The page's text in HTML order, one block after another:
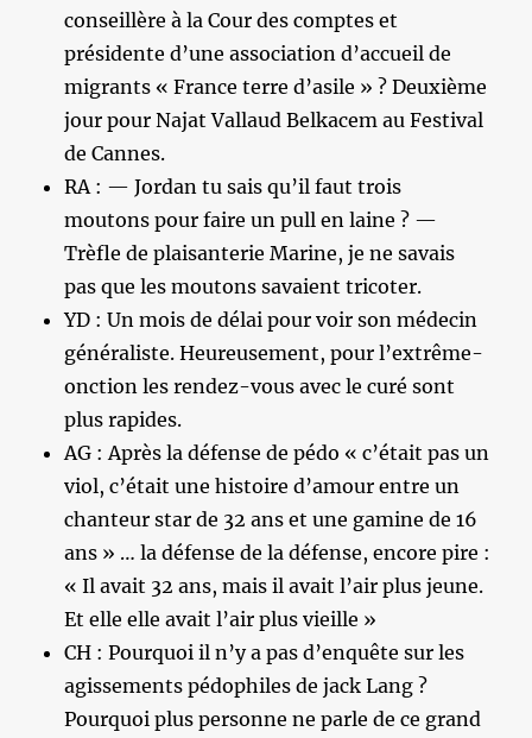
conseillère à la Cour des comptes et
présidente d’une association d’accueil de
migrants « France terre d’asile » ? Deuxième
jour pour Najat Vallaud Belkacem au Festival
de Cannes.
RA : — Jordan tu sais qu’il faut trois
moutons pour faire un pull en laine ? —
Trèfle de plaisanterie Marine, je ne savais
pas que les moutons savaient tricoter.
YD : Un mois de délai pour voir son médecin
généraliste. Heureusement, pour l’extrême-
onction les rendez-vous avec le curé sont
plus rapides.
AG : Après la défense de pédo « c’était pas un
viol, c’était une histoire d’amour entre un
chanteur star de 32 ans et une gamine de 16
ans » … la défense de la défense, encore pire :
« Il avait 32 ans, mais il avait l’air plus jeune.
Et elle elle avait l’air plus vieille »
CH : Pourquoi il n’y a pas d’enquête sur les
agissements pédophiles de jack Lang ?
Pourquoi plus personne ne parle de ce grand